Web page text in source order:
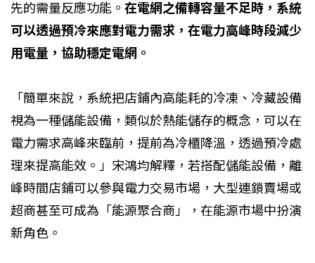
先的需量反應功能。 在電網之備轉容量不足時，系統
可以透過預冷來應對電力需求，在電力高峰時段減少
用電量，協助穩定電網。
「簡單來說，系統把店鋪內高能耗的冷凍、冷藏設備
視為一種儲能設備，類似於熱能儲存的概念，可以在
電力需求高峰來臨前，提前為冷櫃降溫，透過預冷處
理來提高能效。」宋鴻均解釋，若搭配儲能設備，離
峰時間店鋪可以參與電力交易市場，大型連鎖賣場或
超商甚至可成為「能源聚合商」，在能源市場中扮演
新角色。